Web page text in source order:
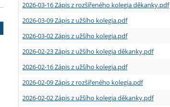
2026-03-16 Zápis z rozšířeného kolegia děkanky.pdf
2026-03-09 Zápis z užšího kolegia.pdf
2026-03-02 Zápis z užšího kolegia.pdf
2026-02-23 Zápis z užšího kolegia děkanky.pdf
2026-02-16 Zápis z užšího kolegia.pdf
2026-02-09 Zápis z rozšířeného kolegia.pdf
2026-02-02 Zápis z užšího kolegia děkanky.pdf